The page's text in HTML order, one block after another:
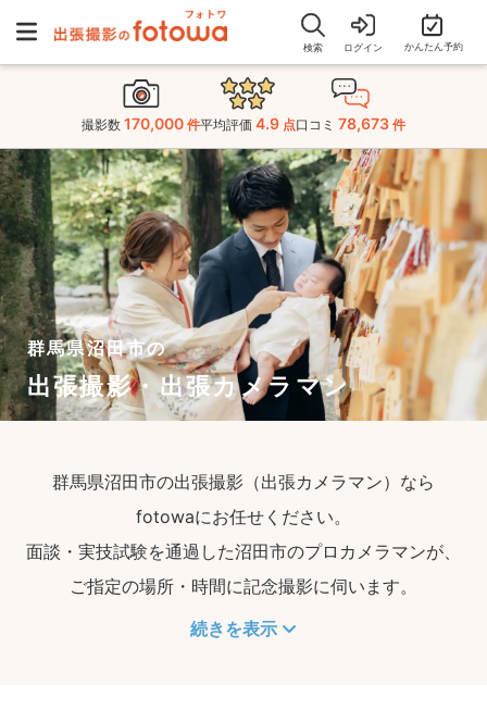
検索 ログイン かんたん予約
撮影数 170,000 件平均評価 4.9 点口コミ 78,673 件
群馬県沼田市の
出張撮影・出張カメラマン
群馬県沼田市の出張撮影（出張カメラマン）なら
fotowaにお任せください。
面談・実技試験を通過した沼田市のプロカメラマンが、
ご指定の場所・時間に記念撮影に伺います。
続きを表示